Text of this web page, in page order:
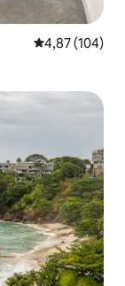
4,87 de uma
4,87 (104)